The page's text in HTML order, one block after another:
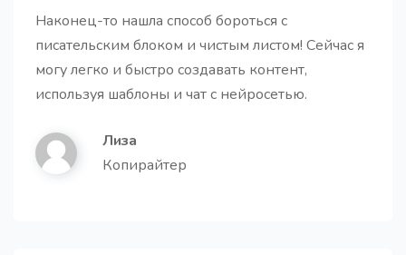
Структура для статьи
Про
будет удерживать внимание читателя и приводить
к желаемому результату
Наконец-то нашла способ бороться с
писательским блоком и чистым листом! Сейчас я
могу легко и быстро создавать контент,
используя шаблоны и чат с нейросетью.
Лиза
Копирайтер